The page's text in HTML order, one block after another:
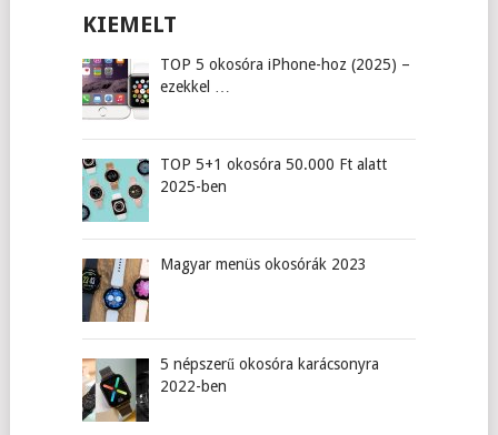
KIEMELT
TOP 5 okosóra iPhone-hoz (2025) –
ezekkel …
TOP 5+1 okosóra 50.000 Ft alatt
2025-ben
Magyar menüs okosórák 2023
5 népszerű okosóra karácsonyra
2022-ben